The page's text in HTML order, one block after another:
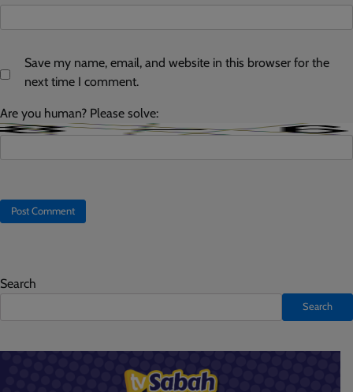
Save my name, email, and website in this browser for the
next time I comment.
Are you human? Please solve:
Search
Search